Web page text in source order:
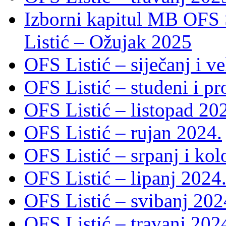
Izborni kapitul MB OFS
Listić – Ožujak 2025
OFS Listić – siječanj i
OFS Listić – studeni i
OFS Listić – listopad
OFS Listić – rujan 2024.
OFS Listić – srpanj i
OFS Listić – lipanj 2024.
OFS Listić – svibanj